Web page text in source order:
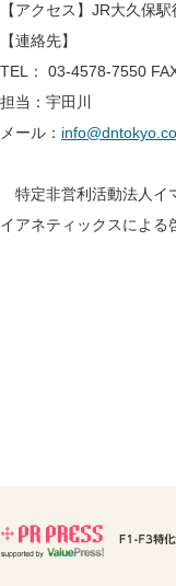
【アクセス】JR大久保
【連絡先】
TEL： 03-4578-7550
担当：宇田川
メール：
特定非営利活動法人イ
イアネティックスによ